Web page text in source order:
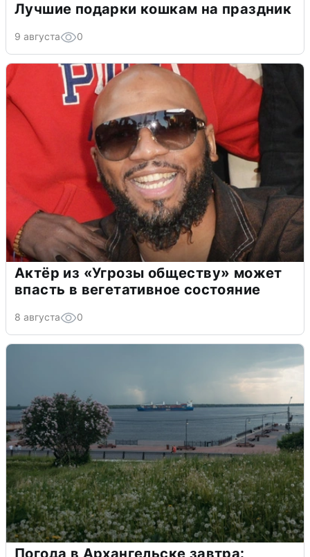
Лучшие подарки кошкам на праздник
9 августа 0
Актёр из «Угрозы обществу» может
впасть в вегетативное состояние
8 августа 0